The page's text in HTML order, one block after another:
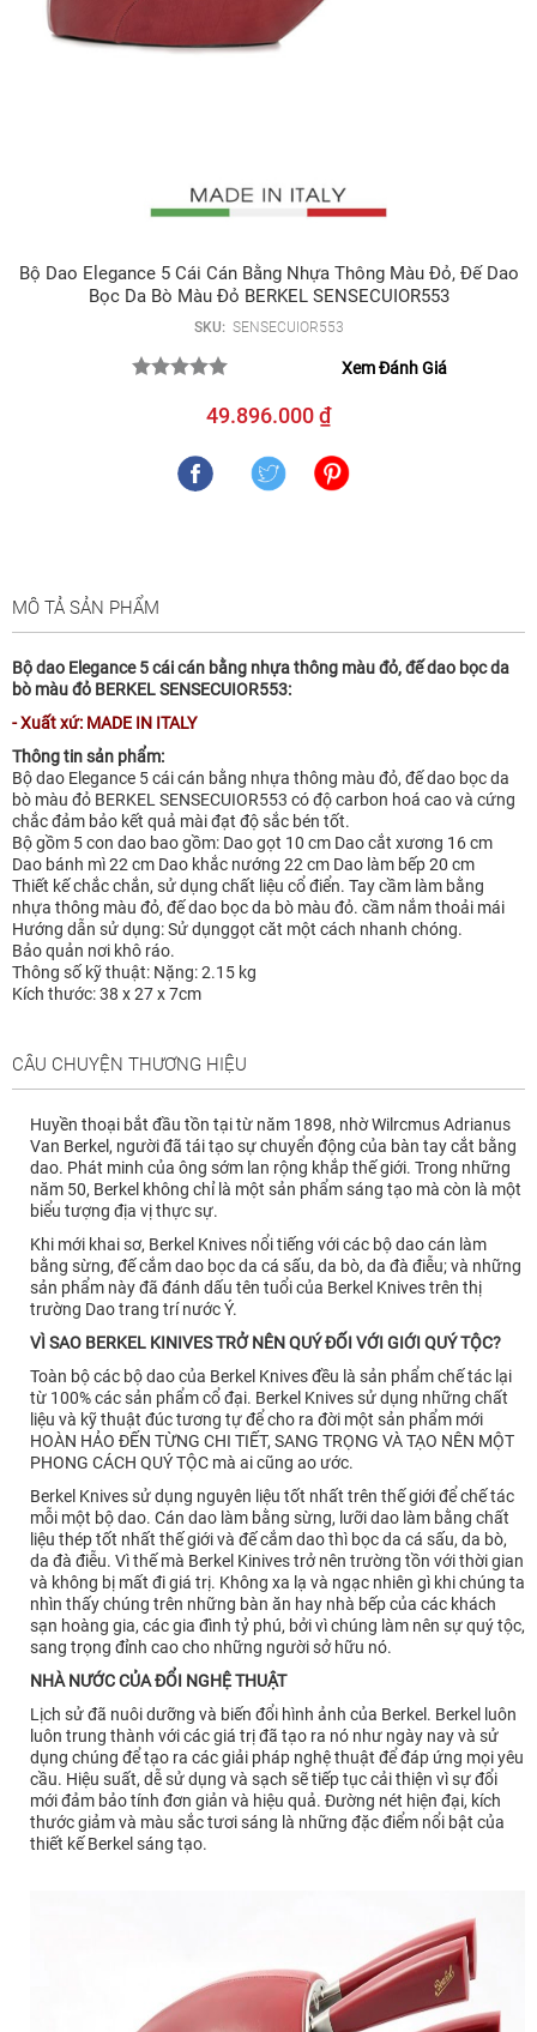
Bộ Dao Elegance 5 Cái Cán Bằng Nhựa Thông Màu Đỏ, Đế Dao
Bọc Da Bò Màu Đỏ BERKEL SENSECUIOR553
SKU: SENSECUIOR553
Xem Đánh Giá
49.896.000 ₫
MÔ TẢ SẢN PHẨM
Bộ dao Elegance 5 cái cán bằng nhựa thông màu đỏ, đế dao bọc da
bò màu đỏ BERKEL SENSECUIOR553:
- Xuất xứ: MADE IN ITALY
Thông tin sản phẩm:
Bộ dao Elegance 5 cái cán bằng nhựa thông màu đỏ, đế dao bọc da
bò màu đỏ BERKEL SENSECUIOR553 có độ carbon hoá cao và cứng
chắc đảm bảo kết quả mài đạt độ sắc bén tốt.
Bộ gồm 5 con dao bao gồm: Dao gọt 10 cm Dao cắt xương 16 cm
Dao bánh mì 22 cm Dao khắc nướng 22 cm Dao làm bếp 20 cm
Thiết kế chắc chắn, sử dụng chất liệu cổ điển. Tay cầm làm bằng
nhựa thông màu đỏ, đế dao bọc da bò màu đỏ. cầm nắm thoải mái
Hướng dẫn sử dụng: Sử dụnggọt căt một cách nhanh chóng.
Bảo quản nơi khô ráo.
Thông số kỹ thuật: Nặng: 2.15 kg
Kích thước: 38 x 27 x 7cm
CÂU CHUYỆN THƯƠNG HIỆU
Huyền thoại bắt đầu tồn tại từ năm 1898, nhờ Wilrcmus Adrianus
Van Berkel, người đã tái tạo sự chuyển động của bàn tay cắt bằng
dao. Phát minh của ông sớm lan rộng khắp thế giới. Trong những
năm 50, Berkel không chỉ là một sản phẩm sáng tạo mà còn là một
biểu tượng địa vị thực sự.
Khi mới khai sơ, Berkel Knives nổi tiếng với các bộ dao cán làm
bằng sừng, đế cắm dao bọc da cá sấu, da bò, da đà điễu; và những
sản phẩm này đã đánh dấu tên tuổi của Berkel Knives trên thị
trường Dao trang trí nước Ý.
VÌ SAO BERKEL KINIVES TRỞ NÊN QUÝ ĐỐI VỚI GIỚI QUÝ TỘC?
Toàn bộ các bộ dao của Berkel Knives đều là sản phẩm chế tác lại
từ 100% các sản phẩm cổ đại. Berkel Knives sử dụng những chất
liệu và kỹ thuật đúc tương tự để cho ra đời một sản phẩm mới
HOÀN HẢO ĐẾN TỪNG CHI TIẾT, SANG TRỌNG VÀ TẠO NÊN MỘT
PHONG CÁCH QUÝ TỘC mà ai cũng ao ước.
Berkel Knives sử dụng nguyên liệu tốt nhất trên thế giới để chế tác
mỗi một bộ dao. Cán dao làm bằng sừng, lưỡi dao làm bằng chất
liệu thép tốt nhất thế giới và đế cắm dao thì bọc da cá sấu, da bò,
da đà điễu. Vì thế mà Berkel Kinives trở nên trường tồn với thời gian
và không bị mất đi giá trị. Không xa lạ và ngạc nhiên gì khi chúng ta
nhìn thấy chúng trên những bàn ăn hay nhà bếp của các khách
sạn hoàng gia, các gia đình tỷ phú, bởi vì chúng làm nên sự quý tộc,
sang trọng đỉnh cao cho những người sở hữu nó.
NHÀ NƯỚC CỦA ĐỔI NGHỆ THUẬT
Lịch sử đã nuôi dưỡng và biến đổi hình ảnh của Berkel. Berkel luôn
luôn trung thành với các giá trị đã tạo ra nó như ngày nay và sử
dụng chúng để tạo ra các giải pháp nghệ thuật để đáp ứng mọi yêu
cầu. Hiệu suất, dễ sử dụng và sạch sẽ tiếp tục cải thiện vì sự đổi
mới đảm bảo tính đơn giản và hiệu quả. Đường nét hiện đại, kích
thước giảm và màu sắc tươi sáng là những đặc điểm nổi bật của
thiết kế Berkel sáng tạo.